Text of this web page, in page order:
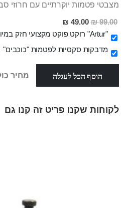
מצבטי פטמות יוקרתיים עם חרוזי
99.00 ₪
מחיר
מבצע
49.00 ₪
"Artur" רוקט פוקט מקצועי חזק במיוחד
מדבקות סקסיות לפטמות "כוכבים"
הוסף הכל לעגלה מחיר
לקוחות שקנו פריט זה קנו גם